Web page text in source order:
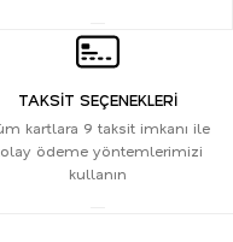
TAKSİT SEÇENEKLERİ
kartlara 9 taksit imkanı ile
ödeme yöntemlerimizi
kullanın